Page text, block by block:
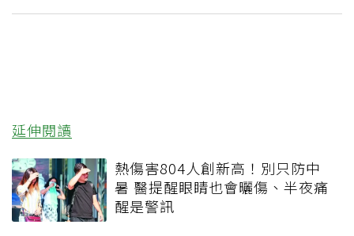
延伸閱讀
熱傷害804人創新高！別只防中
暑 醫提醒眼睛也會曬傷、半夜痛
醒是警訊